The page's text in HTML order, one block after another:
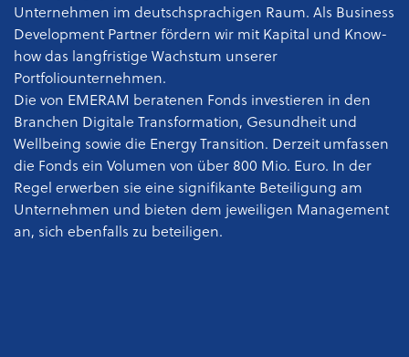
Unternehmen im deutschsprachigen Raum. Als Business
Development Partner fördern wir mit Kapital und Know-
how das langfristige Wachstum unserer
Portfoliounternehmen.
Die von EMERAM beratenen Fonds investieren in den
Branchen Digitale Transformation, Gesundheit und
Wellbeing sowie die Energy Transition. Derzeit umfassen
die Fonds ein Volumen von über 800 Mio. Euro. In der
Regel erwerben sie eine signifikante Beteiligung am
Unternehmen und bieten dem jeweiligen Management
an, sich ebenfalls zu beteiligen.